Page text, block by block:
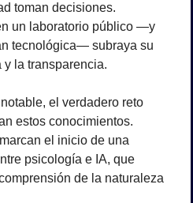
toman decisiones.
un laboratorio público —y
tecnológica— subraya su
la transparencia.
el verdadero reto
estos conocimientos.
el inicio de una
psicología e IA, que
de la naturaleza